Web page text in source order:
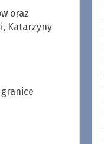
oraz
Katarzyny